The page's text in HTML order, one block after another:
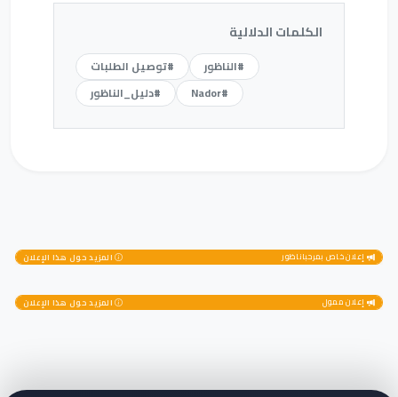
الكلمات الدلالية
#الناظور
#توصيل الطلبات
#Nador
#دليل_الناظور
إعلان خاص بمرحباناظور المزيد حول هذا الإعلان
إعلان ممول المزيد حول هذا الإعلان